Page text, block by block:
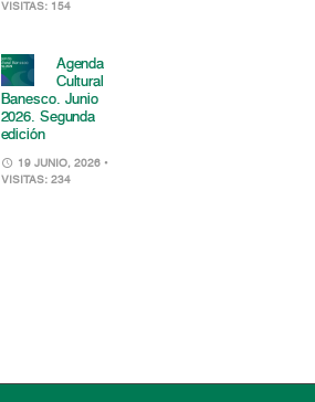
VISITAS: 154
Agenda
Cultural
Banesco. Junio
2026. Segunda
edición
19 JUNIO, 2026 •
VISITAS: 234